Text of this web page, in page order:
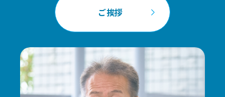
ご挨拶